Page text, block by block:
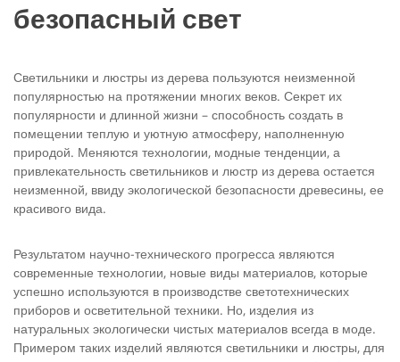
безопасный свет
Светильники и люстры из дерева пользуются неизменной
популярностью на протяжении многих веков. Секрет их
популярности и длинной жизни – способность создать в
помещении теплую и уютную атмосферу, наполненную
природой. Меняются технологии, модные тенденции, а
привлекательность светильников и люстр из дерева остается
неизменной, ввиду экологической безопасности древесины, ее
красивого вида.
Результатом научно-технического прогресса являются
современные технологии, новые виды материалов, которые
успешно используются в производстве светотехнических
приборов и осветительной техники. Но, изделия из
натуральных экологически чистых материалов всегда в моде.
Примером таких изделий являются светильники и люстры, для